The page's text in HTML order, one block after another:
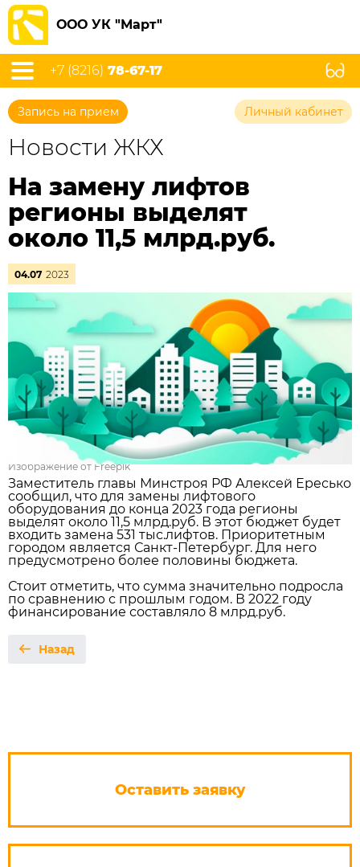
ООО УК "Март"
+7 (8216) 78-67-17
Запись на прием Личный кабинет
Новости ЖКХ
На замену лифтов
регионы выделят
около 11,5 млрд.руб.
04.07 2023
Изображение от Freepik
Заместитель главы Минстроя РФ Алексей Ересько
сообщил, что для замены лифтового
оборудования до конца 2023 года регионы
выделят около 11,5 млрд.руб. В этот бюджет будет
входить замена 531 тыс.лифтов. Приоритетным
городом является Санкт-Петербург. Для него
предусмотрено более половины бюджета.
Стоит отметить, что сумма значительно подросла
по сравнению с прошлым годом. В 2022 году
финансирование составляло 8 млрд.руб.
Назад
Оставить заявку